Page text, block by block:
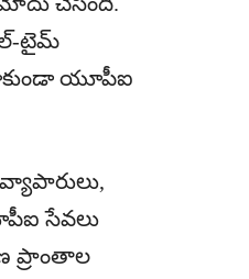
టైమ్
యూపీఐ
సేవలు
ప్రాంతాల